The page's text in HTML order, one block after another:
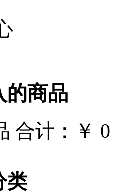
的商品
合计： ￥ 0
类